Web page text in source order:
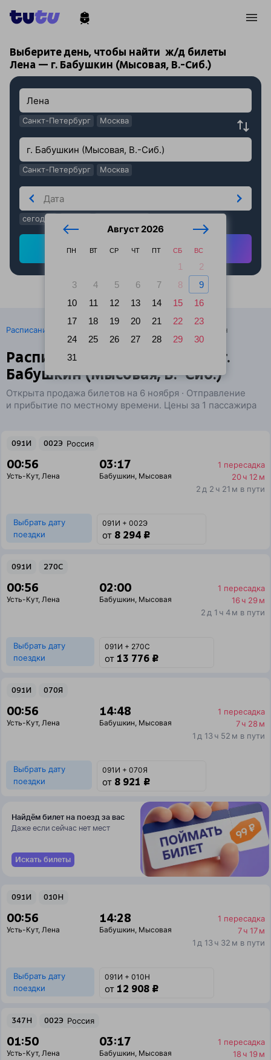
Выберите день, чтобы найти ж/д билеты
Лена — г. Бабушкин (Мысовая, В.-Сиб.)
Санкт-Петербург Москва
Санкт-Петербург Москва
Август 2026
ПН ВТ СР ЧТ ПТ СБ ВС
1
2
3
4 5 6 7 8
9
10
11 12 13 14 15
16
17
18 19 20 21 22
23
24
25 26 27 28 29
30
31
сегодня
Найти ж/д билеты
Расписание поездов Ж/д билеты Усть-Кут → Бабушкин
Расписание поездов Лена — г.
Бабушкин (Мысовая, В.-Сиб.)
Открыта продажа билетов на 6 ноября · Отправление
и прибытие по местному времени. Цены за 1 пассажира
091И 002Э Россия
00:56
Усть-Кут, Лена
03:17
Бабушкин, Мысовая
1 пересадка
20 ч 12 м
2 д 2 ч 21 м в пути
Выбрать дату
поездки
091И + 002Э
от 8 294 ₽
091И 270С
00:56
Усть-Кут, Лена
02:00
Бабушкин, Мысовая
1 пересадка
16 ч 29 м
2 д 1 ч 4 м в пути
Выбрать дату
поездки
091И + 270С
от 13 776 ₽
091И 070Я
00:56
Усть-Кут, Лена
14:48
Бабушкин, Мысовая
1 пересадка
7 ч 28 м
1 д 13 ч 52 м в пути
Выбрать дату
поездки
091И + 070Я
от 8 921 ₽
Найдём билет на поезд за вас
Даже если сейчас нет мест
Искать билеты
091И 010Н
00:56
Усть-Кут, Лена
14:28
Бабушкин, Мысовая
1 пересадка
7 ч 17 м
1 д 13 ч 32 м в пути
Выбрать дату
поездки
091И + 010Н
от 12 908 ₽
347Н 002Э Россия
01:50
Усть-Кут, Лена
03:17
Бабушкин, Мысовая
1 пересадка
18 ч 19 м